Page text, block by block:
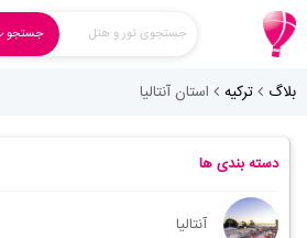
جستجوی تور و هتل جستجو
بلاگ ترکیه استان آنتالیا
دسته بندی ها
آنتالیا